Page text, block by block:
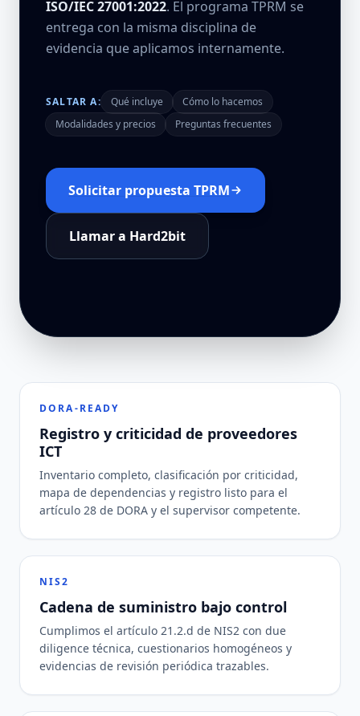
ISO/IEC 27001:2022. El programa TPRM se
entrega con la misma disciplina de
evidencia que aplicamos internamente.
SALTAR A: Qué incluye
Cómo lo hacemos
Modalidades y precios
Preguntas frecuentes
Solicitar propuesta TPRM
Llamar a Hard2bit
DORA-READY
Registro y criticidad de proveedores
ICT
Inventario completo, clasificación por criticidad,
mapa de dependencias y registro listo para el
artículo 28 de DORA y el supervisor competente.
NIS2
Cadena de suministro bajo control
Cumplimos el artículo 21.2.d de NIS2 con due
diligence técnica, cuestionarios homogéneos y
evidencias de revisión periódica trazables.